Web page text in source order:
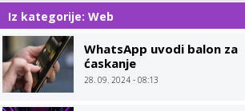
Iz kategorije: Web
WhatsApp uvodi balon za
ćaskanje
28. 09. 2024 - 08:13